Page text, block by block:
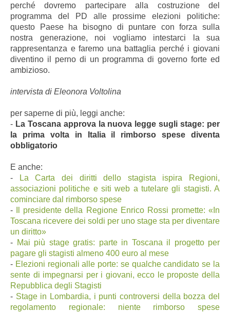
perché dovremo partecipare alla costruzione del
programma del PD alle prossime elezioni politiche:
questo Paese ha bisogno di puntare con forza sulla
nostra generazione, noi vogliamo intestarci la sua
rappresentanza e faremo una battaglia perché i giovani
diventino il perno di un programma di governo forte ed
ambizioso.
intervista di Eleonora Voltolina
per saperne di più, leggi anche:
- La Toscana approva la nuova legge sugli stage: per
la prima volta in Italia il rimborso spese diventa
obbligatorio
E anche:
-
La Carta dei diritti dello stagista ispira Regioni,
associazioni politiche e siti web a tutelare gli stagisti. A
cominciare dal rimborso spese
-
Il presidente della Regione Enrico Rossi promette: «In
Toscana ricevere dei soldi per uno stage sta per diventare
un diritto»
- Mai più stage gratis: parte in Toscana il progetto per
pagare gli stagisti almeno 400 euro al mese
- Elezioni regionali alle porte: se qualche candidato se la
sente di impegnarsi per i giovani, ecco le proposte della
Repubblica degli Stagisti
- Stage in Lombardia, i punti controversi della bozza del
regolamento regionale: niente rimborso spese